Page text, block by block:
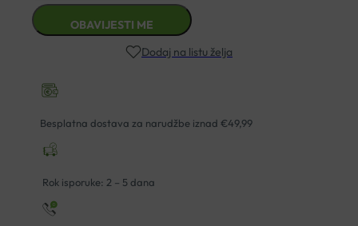
Dodaj na listu želja
Besplatna dostava za narudžbe iznad €49,99
Rok isporuke: 2 – 5 dana